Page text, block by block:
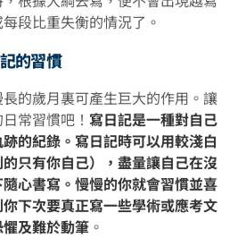
段比重失衡的情況了。
的習慣
的歲月裏可產生巨大的作用。讓
常習慣吧！ 寫日記是一種對自己
的紀錄。寫日記時可以用較淺白
只有你自己），盡量讓自己在沒
心書寫。慢慢的你就會習慣並喜
下次要真正寫一些學術或應考文
及難於動筆 。